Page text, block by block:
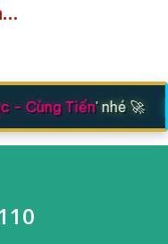
- Cùng Tiến' nhé 🚀